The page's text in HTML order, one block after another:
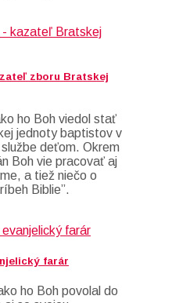
zboru Bratskej
ho Boh viedol stať
jednoty baptistov v
deťom. Okrem
Boh vie pracovať aj
a tiež niečo o
Biblie”.
farár
ho Boh povolal do